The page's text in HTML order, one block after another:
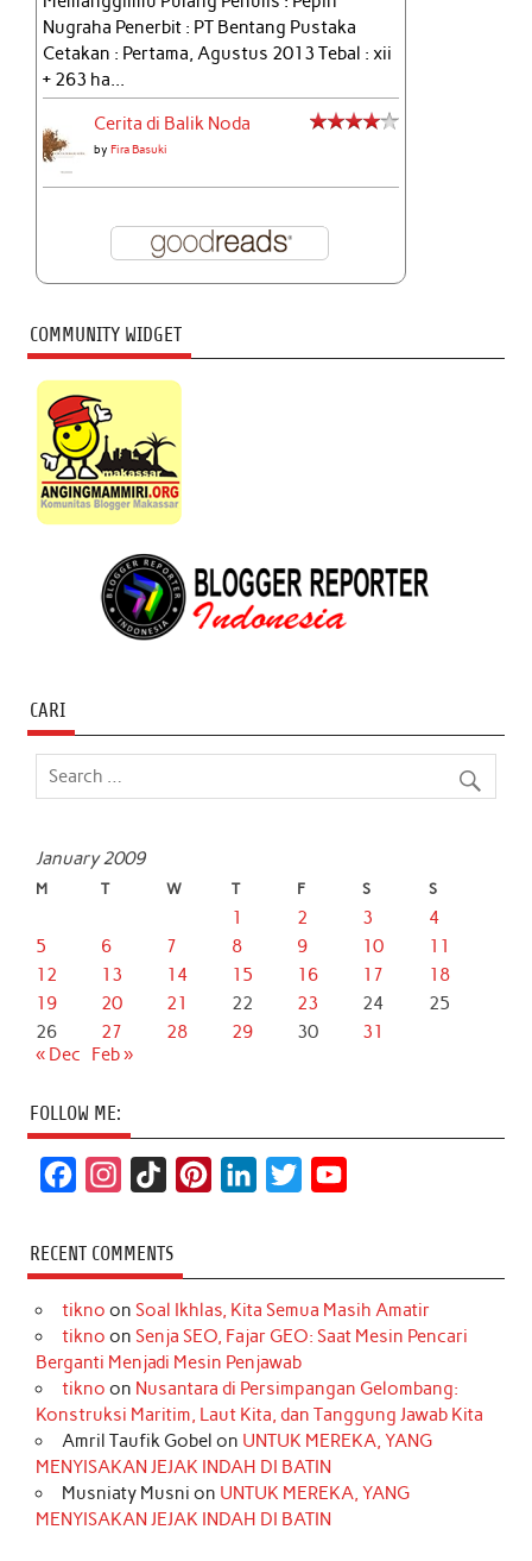
Nugraha Penerbit : PT Bentang Pustaka
Cetakan : Pertama, Agustus 2013 Tebal : xii
+ 263 ha...
Cerita di Balik Noda
byFira Basuki
COMMUNITY WIDGET
CARI
January 2009
M T W T F S S
1 2 3
4
5
6 7 8 9 10
11
12
13 14 15 16 17
18
19
20 21 22 23 24
25
26
27 28 29 30
31
« Dec
Feb »
FOLLOW ME:
c
e
b
o
k
s
t
a
r
a
m
k
T
o
k
t
e
r
e
s
t
k
e
d
I
n
t
t
r
T
u
e
RECENT COMMENTS
tikno on Soal Ikhlas, Kita Semua Masih Amatir
tikno on Senja SEO, Fajar GEO: Saat Mesin Pencari
Berganti Menjadi Mesin Penjawab
tikno on Nusantara di Persimpangan Gelombang:
Konstruksi Maritim, Laut Kita, dan Tanggung Jawab Kita
Amril Taufik Gobel on UNTUK MEREKA, YANG
MENYISAKAN JEJAK INDAH DI BATIN
Musniaty Musni on UNTUK MEREKA, YANG
MENYISAKAN JEJAK INDAH DI BATIN